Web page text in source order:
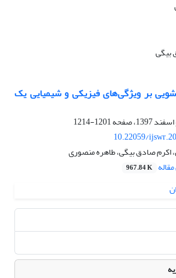
بیگی
بر ویژگی‌های فیزیکی و شیمیایی یک
1201-1214
10.22059/
اکرم صادق بیگی، طاهره منصوری
967.84 K